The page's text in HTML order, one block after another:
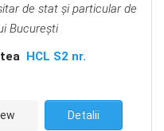
de stat şi particular de
Bucureşti
HCL S2 nr.
Detalii